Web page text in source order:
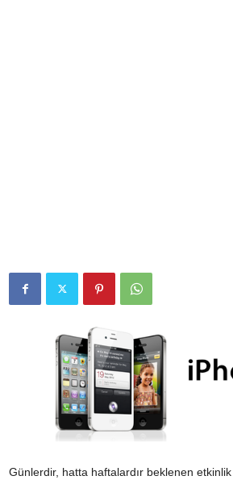
Günlerdir, hatta haftalardır beklenen